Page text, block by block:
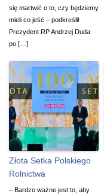
się martwić o to, czy będziemy
mieli co jeść – podkreślił
Prezydent RP Andrzej Duda
po […]
Złota Setka Polskiego
Rolnictwa
– Bardzo ważne jest to, aby